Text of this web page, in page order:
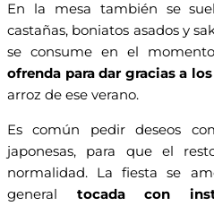
En la mesa también se
castañas, boniatos asados y
se consume en el
ofrenda para dar gracias a
arroz de ese verano.
Es común pedir deseos
japonesas, para que el
normalidad. La fiesta se
general tocada con